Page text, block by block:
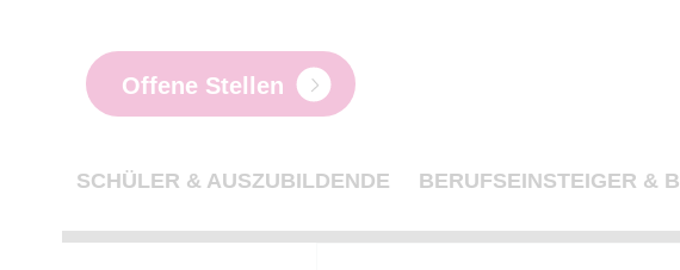
Offene Stellen
SCHÜLER & AUSZUBILDENDE BERUFSEINSTEIGER &